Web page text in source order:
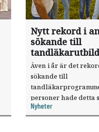
Nytt rekord i
sökande till
Även i år är det
sökande till
personer hade detta
förstahandsval vid
till höstterminen.
Nyheter